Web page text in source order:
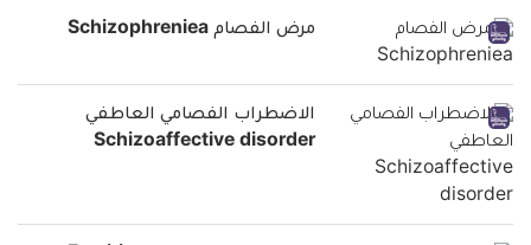
مرض الفصام Schizophreniea
الاضطراب الفصامي العاطفي
Schizoaffective disorder